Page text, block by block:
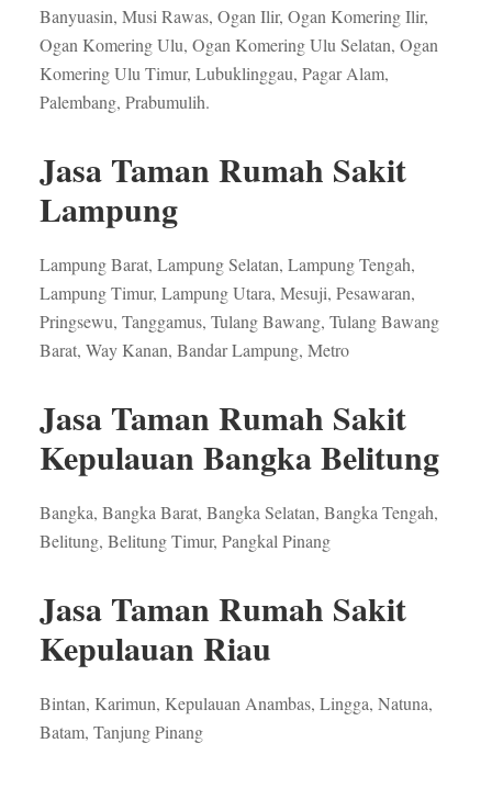
Banyuasin, Musi Rawas, Ogan Ilir, Ogan Komering Ilir,
Ogan Komering Ulu, Ogan Komering Ulu Selatan, Ogan
Komering Ulu Timur, Lubuklinggau, Pagar Alam,
Palembang, Prabumulih.
Jasa Taman Rumah Sakit
Lampung
Lampung Barat, Lampung Selatan, Lampung Tengah,
Lampung Timur, Lampung Utara, Mesuji, Pesawaran,
Pringsewu, Tanggamus, Tulang Bawang, Tulang Bawang
Barat, Way Kanan, Bandar Lampung, Metro
Jasa Taman Rumah Sakit
Kepulauan Bangka Belitung
Bangka, Bangka Barat, Bangka Selatan, Bangka Tengah,
Belitung, Belitung Timur, Pangkal Pinang
Jasa Taman Rumah Sakit
Kepulauan Riau
Bintan, Karimun, Kepulauan Anambas, Lingga, Natuna,
Batam, Tanjung Pinang